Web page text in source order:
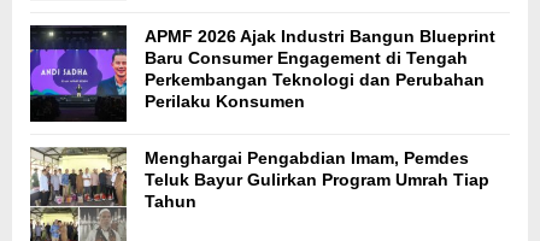
APMF 2026 Ajak Industri Bangun Blueprint
Baru Consumer Engagement di Tengah
Perkembangan Teknologi dan Perubahan
Perilaku Konsumen
Menghargai Pengabdian Imam, Pemdes
Teluk Bayur Gulirkan Program Umrah Tiap
Tahun